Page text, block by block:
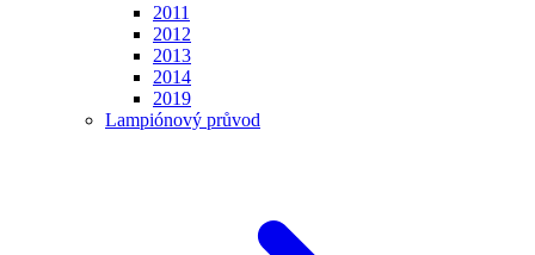
2011
2012
2013
2014
2019
Lampiónový průvod